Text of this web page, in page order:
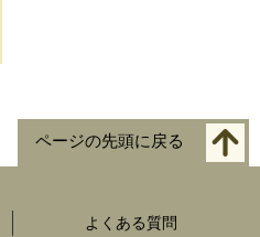
ページの先頭に戻る
よくある質問